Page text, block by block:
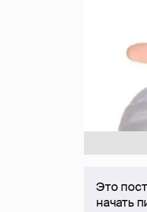
Это
начать